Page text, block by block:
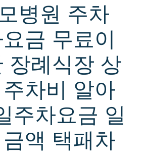
병원 주차
금 무료이
장례식장 상
차비 알아
주차요금 일
액 택패차